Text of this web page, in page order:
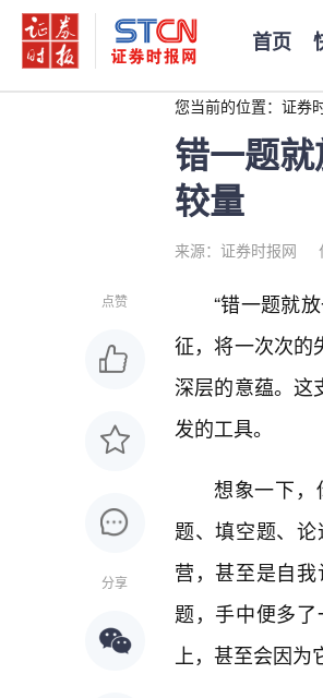
首页
您当前的位置： 证券
错一题
较量
来源：证券时报网
点赞
分享
“错一题就
征，将一次次的
深层的意蕴。这
发的工具。
想象一下
题、填空题、
营，甚至是自
题，手中便多
上，甚至会因为